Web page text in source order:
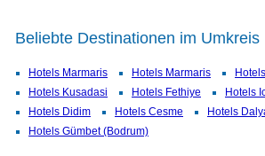
Beliebte Destinationen im Umkreis
Hotels Marmaris Hotels Marmaris
Hotels Kusadasi
Hotels Fethiye
Hotels
Hotels Didim
Hotels Cesme
Hotels
Hotels Gümbet (Bodrum)